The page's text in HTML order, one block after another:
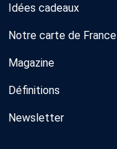
Idées cadeaux
Notre carte de France
Magazine
Définitions
Newsletter